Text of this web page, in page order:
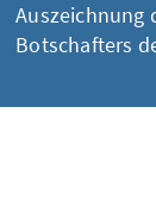
Auszeichnung
Botschafters